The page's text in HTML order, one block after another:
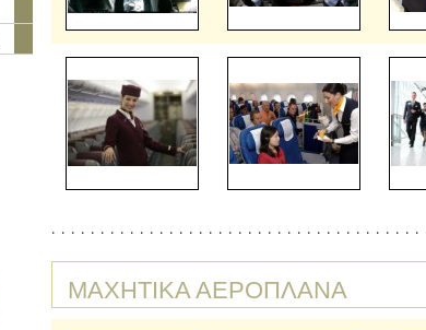
ΜΑΧΗΤΙΚΑ ΑΕΡΟΠΛΑΝΑ